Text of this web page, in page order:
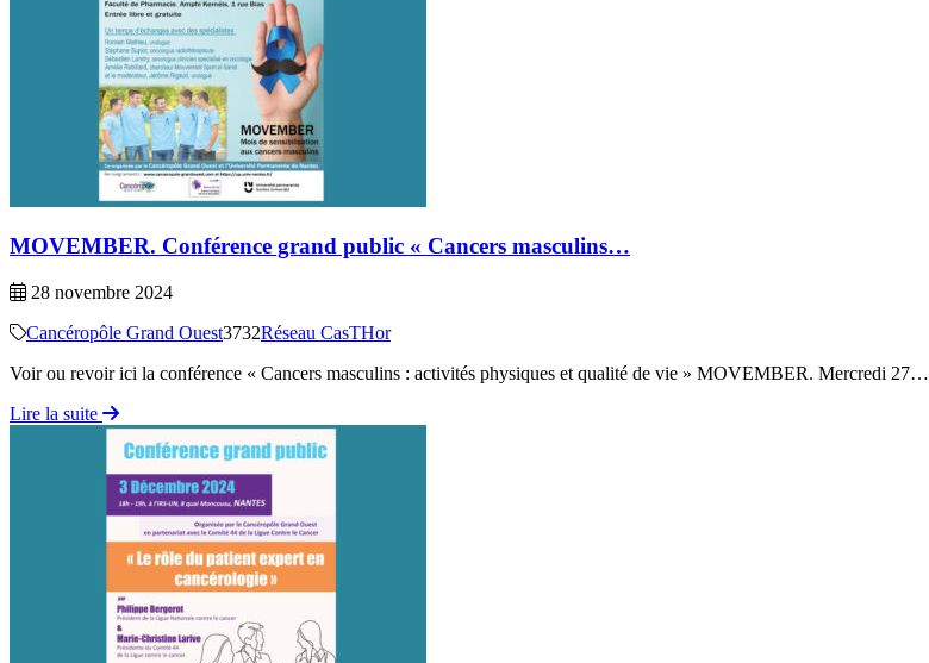
MOVEMBER. Conférence grand public « Cancers masculins…
28 novembre 2024
Cancéropôle Grand Ouest3732Réseau CasTHor
Voir ou revoir ici la conférence « Cancers masculins : activités physiques et qualité de vie » MOVEMBER. Mercredi 27…
Lire la suite